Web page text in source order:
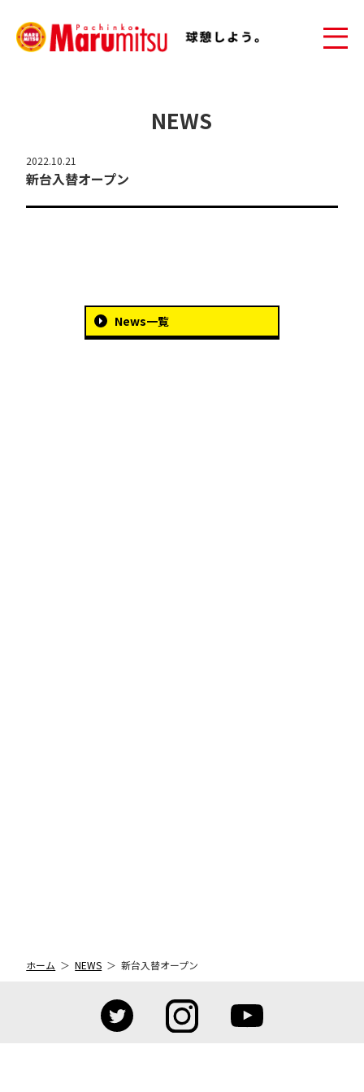
NEWS
2022.10.21
新台入替オープン
News一覧
ホーム NEWS 新台入替オープン